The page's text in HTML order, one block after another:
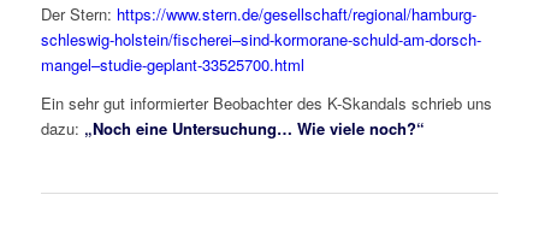
Der Stern: https://www.stern.de/gesellschaft/regional/hamburg-
schleswig-holstein/fischerei–sind-kormorane-schuld-am-dorsch-
mangel–studie-geplant-33525700.html
Ein sehr gut informierter Beobachter des K-Skandals schrieb uns
dazu: „Noch eine Untersuchung… Wie viele noch?“